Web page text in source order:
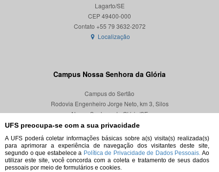
UFS preocupa-se com a sua privacidade
A UFS poderá coletar informações básicas sobre a(s) visita(s) realizada(s)
para aprimorar a experiência de navegação dos visitantes deste site,
segundo o que estabelece a Política de Privacidade de Dados Pessoais. Ao
utilizar este site, você concorda com a coleta e tratamento de seus dados
pessoais por meio de formulários e cookies.
Lagarto/SE
CEP 49400-000
Localização
Campus Nossa Senhora da Glória
Campus do Sertão
Rodovia Engenheiro Jorge Neto, km 3, Silos
Nossa Senhora da Glória/SE
CEP 49680-000
Localização